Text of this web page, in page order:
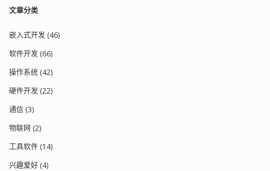
n += 1 print(sum...
文章分类
嵌入式开发 (46)
软件开发 (66)
操作系统 (42)
硬件开发 (22)
通信 (3)
物联网 (2)
工具软件 (14)
兴趣爱好 (4)